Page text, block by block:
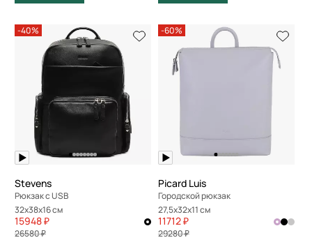
-40%
Stevens
Рюкзак с USB
32x38x16 см
15948 ₽
26580 ₽
-60%
Picard Luis
Городской рюкзак
27,5x32x11 см
11712 ₽
29280 ₽